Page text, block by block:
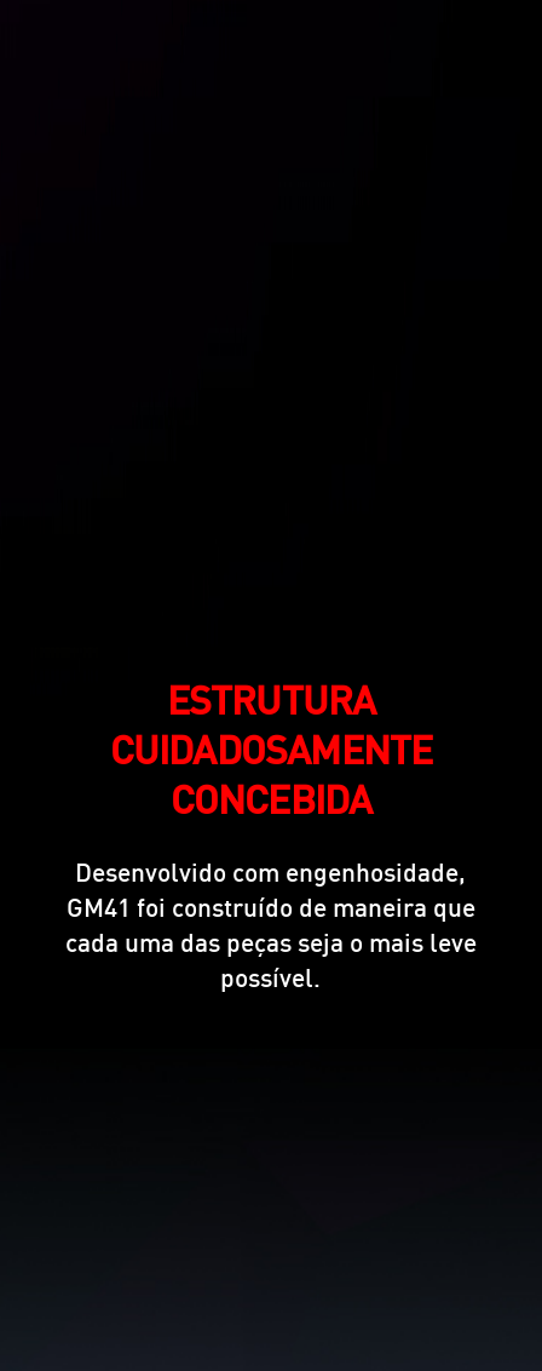
ESTRUTURA
CUIDADOSAMENTE
CONCEBIDA
Desenvolvido com engenhosidade,
GM41 foi construído de maneira que
cada uma das peças seja o mais leve
possível.